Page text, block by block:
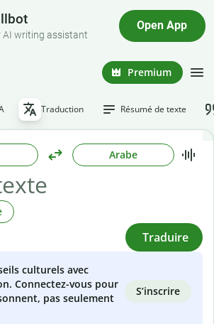
AI writing assistant
Open App
Premium
Traduction Résumé de texte
Arabe
Traduire
culturels avec
Connectez-vous pour
pas seulement
S’inscrire